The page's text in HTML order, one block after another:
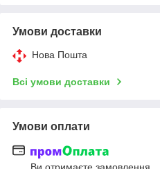
Умови доставки
Нова Пошта
Всі умови доставки
Умови оплати